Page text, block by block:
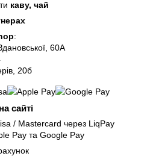
каву, чай
:
60А
20б
сайті
/ Mastercard через LiqPay
Pay та Google Pay